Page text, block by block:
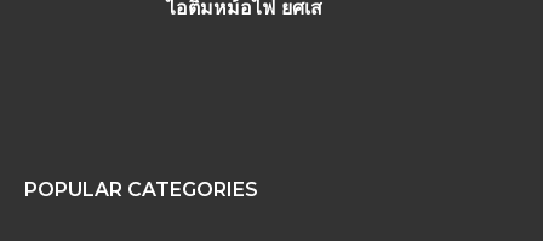
ไอติมหม้อไฟ ยศเส
POPULAR CATEGORIES